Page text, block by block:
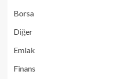
Borsa
Diğer
Emlak
Finans